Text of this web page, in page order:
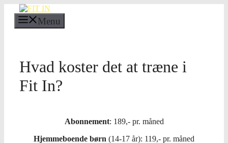
indhold
Menu
Hvad koster det at træne i
Fit In?
Abonnement: 189,- pr. måned
Hjemmeboende børn (14-17 år): 119,- pr. måned